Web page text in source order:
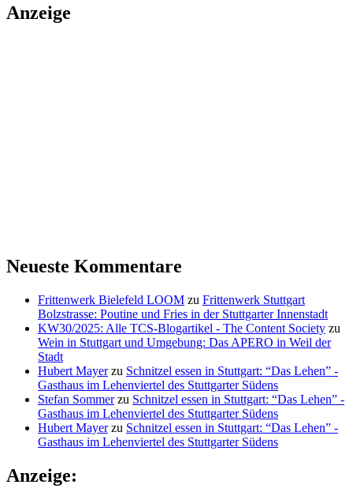
Anzeige
Neueste Kommentare
Frittenwerk Bielefeld LOOM zu Frittenwerk Stuttgart
Bolzstrasse: Poutine und Fries in der Stuttgarter Innenstadt
KW30/2025: Alle TCS-Blogartikel - The Content Society zu
Wein in Stuttgart und Umgebung: Das APERO in Weil der
Stadt
Hubert Mayerzu Schnitzel essen in Stuttgart: “Das Lehen” -
Gasthaus im Lehenviertel des Stuttgarter Südens
Stefan Sommerzu Schnitzel essen in Stuttgart: “Das Lehen” -
Gasthaus im Lehenviertel des Stuttgarter Südens
Hubert Mayerzu Schnitzel essen in Stuttgart: “Das Lehen” -
Gasthaus im Lehenviertel des Stuttgarter Südens
Anzeige: